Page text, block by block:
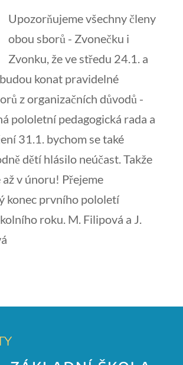
Upozorňujeme všechny členy
obou sborů - Zvonečku i
Zvonku, že ve středu 24.1. a
konat pravidelné
z organizačních důvodů -
pololetní pedagogická rada a
31.1. bychom se také
dětí hlásilo neúčast. Takže
až v únoru! Přejeme
konec prvního pololetí
roku. M. Filipová a J.